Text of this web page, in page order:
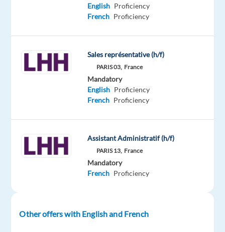
d’un
international
de
forwarding,
un(e)
d’une
English Proficiency
French Proficiency
Sales représentative (h/f)
PARIS 03, France
Mandatory
English Proficiency
French Proficiency
Assistant Administratif (h/f)
PARIS 13, France
Mandatory
French Proficiency
Other offers with English and French